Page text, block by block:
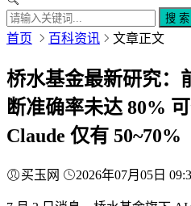
搜 索
首页 百科资讯 文章正文
桥水基金最新研究：
断准确率未达 80%
Claude 仅有 50~70%
买玉网 2026年07月05日